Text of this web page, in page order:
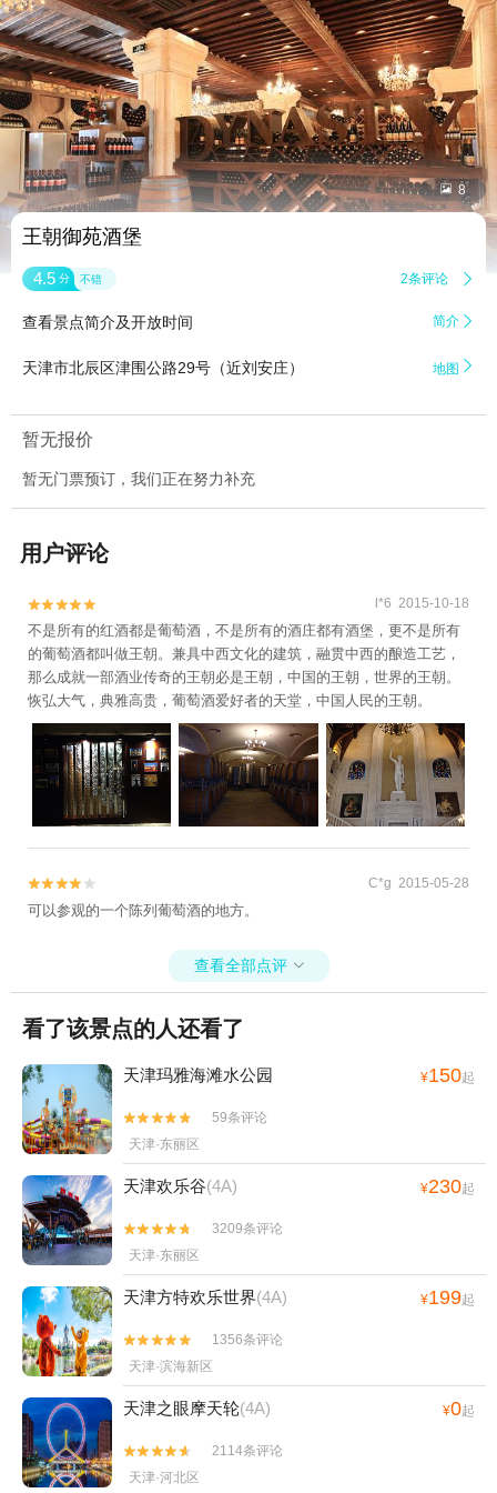
 8
王朝御苑酒堡
4.5 分 不错 2条评论 
查看景点简介及开放时间 简介 
天津市北辰区津围公路29号（近刘安庄） 地图 
暂无报价
暂无门票预订，我们正在努力补充
用户评论

 l*6 2015-10-18
不是所有的红酒都是葡萄酒，不是所有的酒庄都有酒堡，更不是所有
的葡萄酒都叫做王朝。兼具中西文化的建筑，融贯中西的酿造工艺，
那么成就一部酒业传奇的王朝必是王朝，中国的王朝，世界的王朝。
恢弘大气，典雅高贵，葡萄酒爱好者的天堂，中国人民的王朝。

 C*g 2015-05-28
可以参观的一个陈列葡萄酒的地方。
查看全部点评 
看了该景点的人还看了
天津玛雅海滩水公园 ¥150起


59条评论
天津·东丽区
天津欢乐谷(4A) ¥230起


3209条评论
天津·东丽区
天津方特欢乐世界(4A) ¥199起


1356条评论
天津·滨海新区
天津之眼摩天轮(4A) ¥0起


2114条评论
天津·河北区
